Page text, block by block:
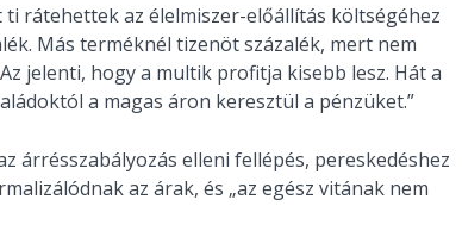
ti rátehettek az élelmiszer-előállítás költségéhez
Más terméknél tizenöt százalék, mert nem
jelenti, hogy a multik profitja kisebb lesz. Hát a
a magas áron keresztül a pénzüket.”
árrésszabályozás elleni fellépés, pereskedéshez
az árak, és „az egész vitának nem